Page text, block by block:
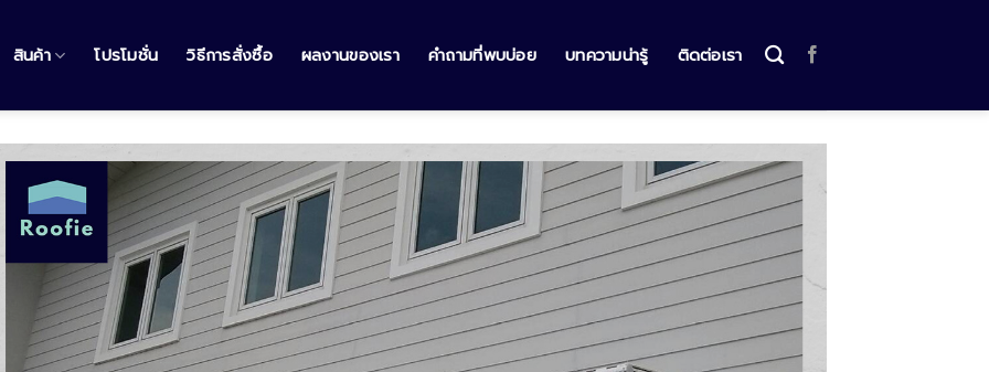
สินค้า โปรโมชั่น วิธีการสั่งซื้อ ผลงานของเรา คำถามที่พบบ่อย บทความน่ารู้ ติดต่อเรา